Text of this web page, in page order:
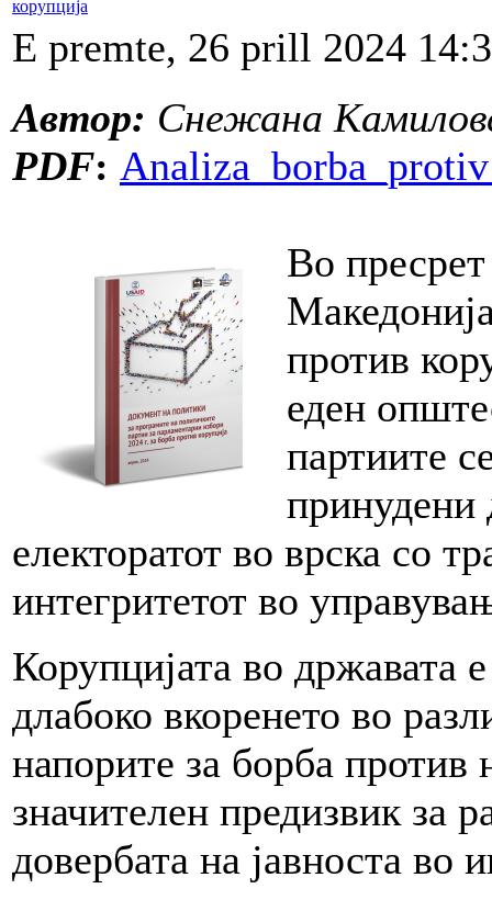
корупција
E premte, 26 prill 2024
Автор: Снежана
PDF:
Во
против
еден
партиите
принудени
електоратот во врска со
интегритетот во
Корупцијата во државата
длабоко вкоренето во
напорите за борба против
значителен предизвик за
довербата на јавноста во